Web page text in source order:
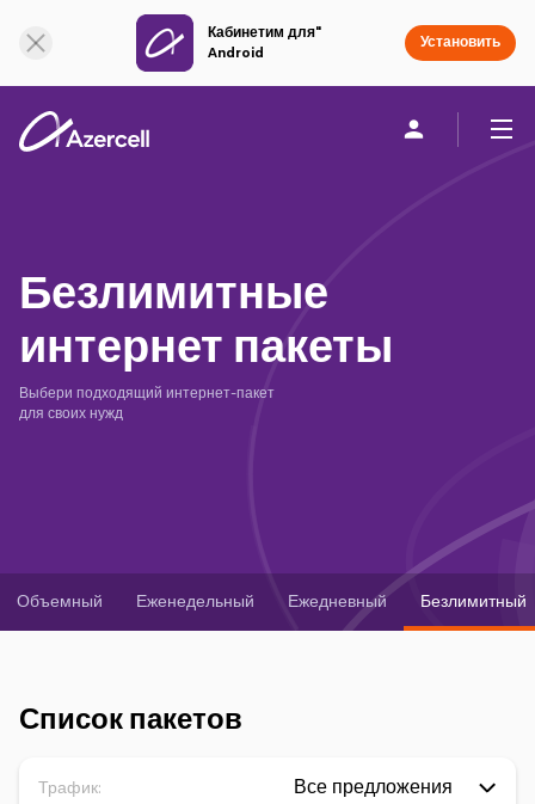
Кабинетим для"
Android
Установить
akart
Присоединяйся к Azercell
Тарифы и услуги
Поддержка
Оплата Роуминг
Язык Русский
Безлимитные
интернет пакеты
Выбери подходящий интернет-пакет
для своих нужд
Объемный Еженедельный Ежедневный Безлимитный
Список пакетов
Трафик:
Онлайн поддержка